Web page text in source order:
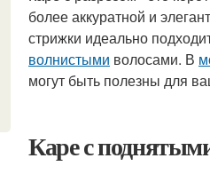
более аккуратной и
стрижки идеально
волнистыми волосами. В
могут быть полезны для
Каре с